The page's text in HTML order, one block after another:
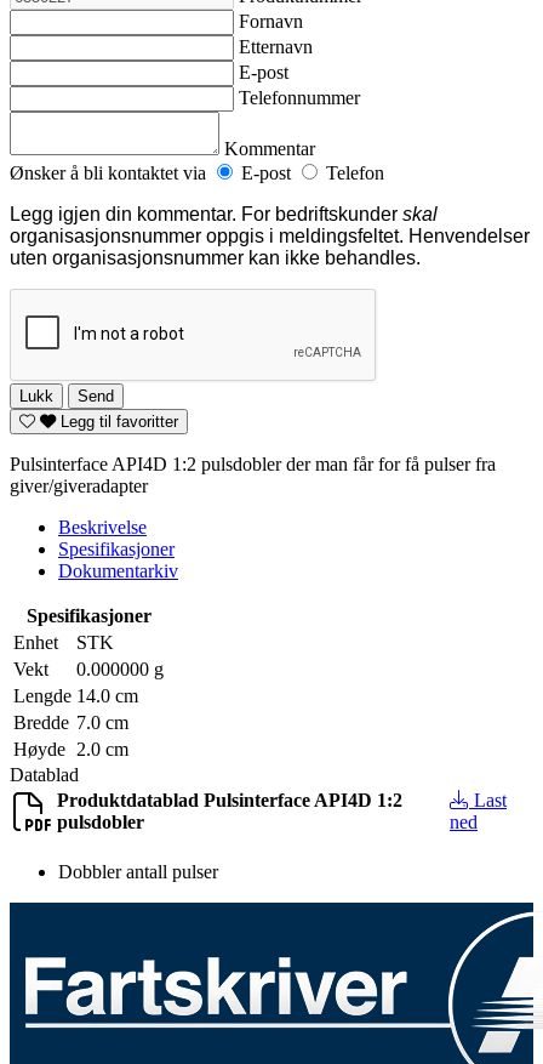
Fornavn
Etternavn
E-post
Telefonnummer
Kommentar
Ønsker å bli kontaktet via
E-post
Telefon
Legg igjen din kommentar. For bedriftskunder skal
organisasjonsnummer oppgis i meldingsfeltet. Henvendelser
uten organisasjonsnummer kan ikke behandles.
Lukk
Send
Legg til favoritter
Pulsinterface API4D 1:2 pulsdobler der man får for få pulser fra
giver/giveradapter
Beskrivelse
Spesifikasjoner
Dokumentarkiv
Spesifikasjoner
Enhet
STK
Vekt
0.000000 g
Lengde 14.0 cm
Bredde 7.0 cm
Høyde 2.0 cm
Datablad
Produktdatablad Pulsinterface API4D 1:2
pulsdobler
Last
ned
Dobbler antall pulser